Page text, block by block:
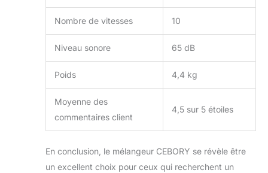
Nombre de vitesses 10
Niveau sonore 65 dB
Poids 4,4 kg
Moyenne des
commentaires client
4,5 sur 5 étoiles
En conclusion, le mélangeur CEBORY se révèle être
un excellent choix pour ceux qui recherchent un